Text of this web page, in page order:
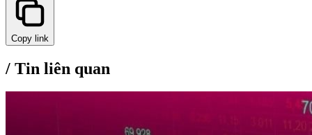
Copy link
/ Tin liên quan